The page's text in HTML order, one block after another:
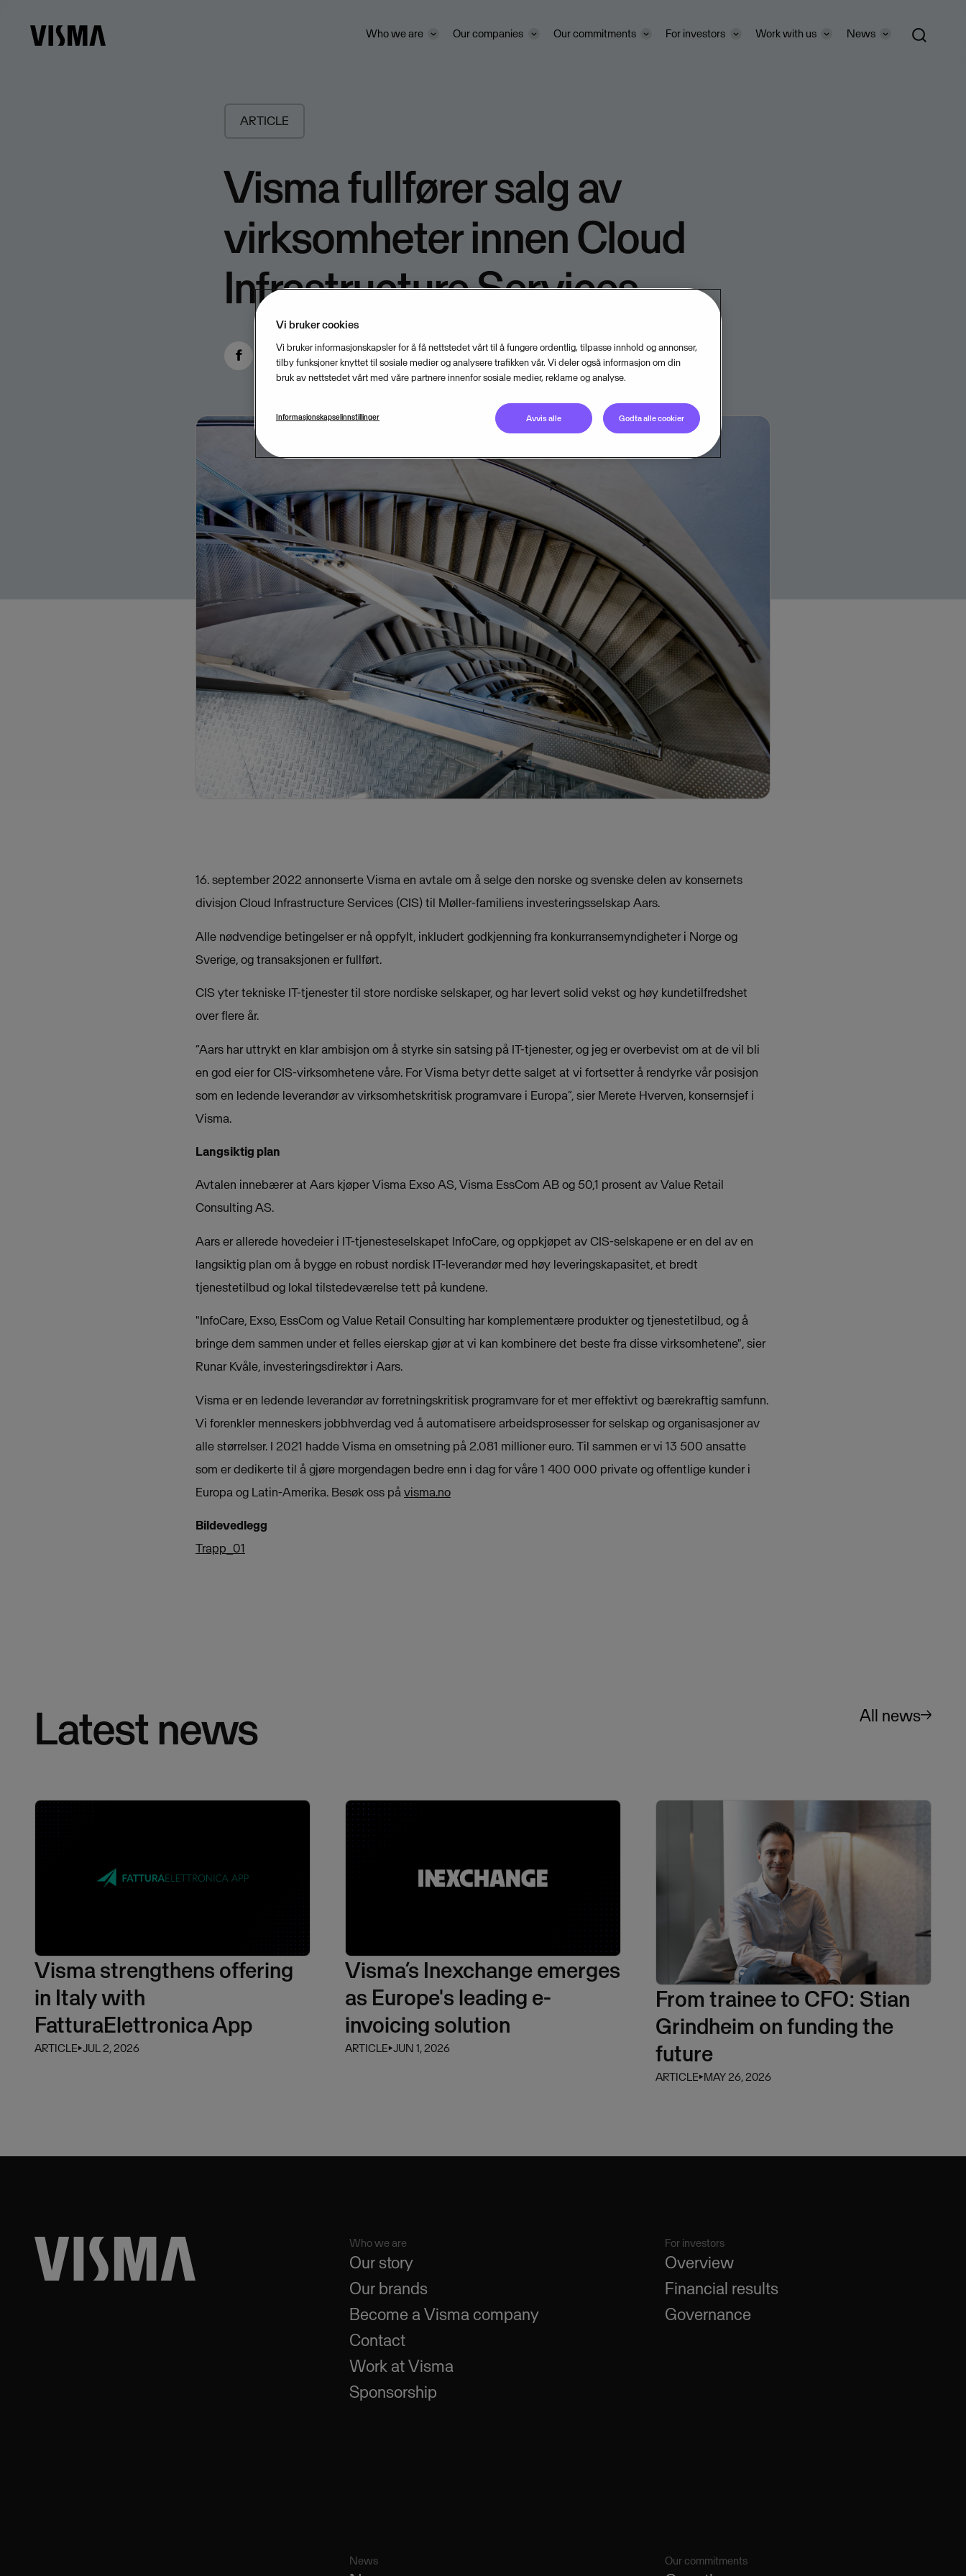
Who we are Our companies Our commitments For investors Work with us News
ARTICLE
Visma fullfører salg av
virksomheter innen Cloud
Infrastructure Services
NOVEMBER 1, 20221 MIN READ
16. september 2022 annonserte Visma en avtale om å selge den norske og svenske delen av konsernets
divisjon Cloud Infrastructure Services (CIS) til Møller-familiens investeringsselskap Aars.
Alle nødvendige betingelser er nå oppfylt, inkludert godkjenning fra konkurransemyndigheter i Norge og
Sverige, og transaksjonen er fullført.
CIS yter tekniske IT-tjenester til store nordiske selskaper, og har levert solid vekst og høy kundetilfredshet
over flere år.
“Aars har uttrykt en klar ambisjon om å styrke sin satsing på IT-tjenester, og jeg er overbevist om at de vil bli
en god eier for CIS-virksomhetene våre. For Visma betyr dette salget at vi fortsetter å rendyrke vår posisjon
som en ledende leverandør av virksomhetskritisk programvare i Europa”, sier Merete Hverven, konsernsjef i
Visma.
Langsiktig plan
Avtalen innebærer at Aars kjøper Visma Exso AS, Visma EssCom AB og 50,1 prosent av Value Retail
Consulting AS.
Aars er allerede hovedeier i IT-tjenesteselskapet InfoCare, og oppkjøpet av CIS-selskapene er en del av en
langsiktig plan om å bygge en robust nordisk IT-leverandør med høy leveringskapasitet, et bredt
tjenestetilbud og lokal tilstedeværelse tett på kundene.
"InfoCare, Exso, EssCom og Value Retail Consulting har komplementære produkter og tjenestetilbud, og å
bringe dem sammen under et felles eierskap gjør at vi kan kombinere det beste fra disse virksomhetene", sier
Runar Kvåle, investeringsdirektør i Aars.
Visma er en ledende leverandør av forretningskritisk programvare for et mer effektivt og bærekraftig samfunn.
Vi forenkler menneskers jobbhverdag ved å automatisere arbeidsprosesser for selskap og organisasjoner av
alle størrelser. I 2021 hadde Visma en omsetning på 2.081 millioner euro. Til sammen er vi 13 500 ansatte
som er dedikerte til å gjøre morgendagen bedre enn i dag for våre 1 400 000 private og offentlige kunder i
Europa og Latin-Amerika. Besøk oss påvisma.no
Bildevedlegg
Trapp_01
Latest news All news
Visma strengthens offering
in Italy with
FatturaElettronica App
ARTICLE⏵JUL 2, 2026
Visma’s Inexchange emerges
as Europe's leading e-
invoicing solution
ARTICLE⏵JUN 1, 2026
From trainee to CFO: Stian
Grindheim on funding the
future
ARTICLE⏵MAY 26, 2026
Who we are
Our story
Our brands
Become a Visma company
Contact
Work at Visma
Sponsorship
For investors
Overview
Financial results
Governance
News Our commitments
Vi bruker cookies
Vi bruker informasjonskapsler for å få nettstedet vårt til å fungere ordentlig, tilpasse innhold og annonser,
tilby funksjoner knyttet til sosiale medier og analysere trafikken vår. Vi deler også informasjon om din
bruk av nettstedet vårt med våre partnere innenfor sosiale medier, reklame og analyse.
Informasjonskapselinnstillinger Avvis alle Godta alle cookier